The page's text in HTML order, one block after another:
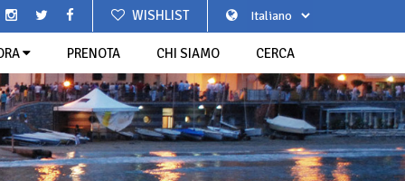
WISHLIST
PRENOTA CHI SIAMO CERCA